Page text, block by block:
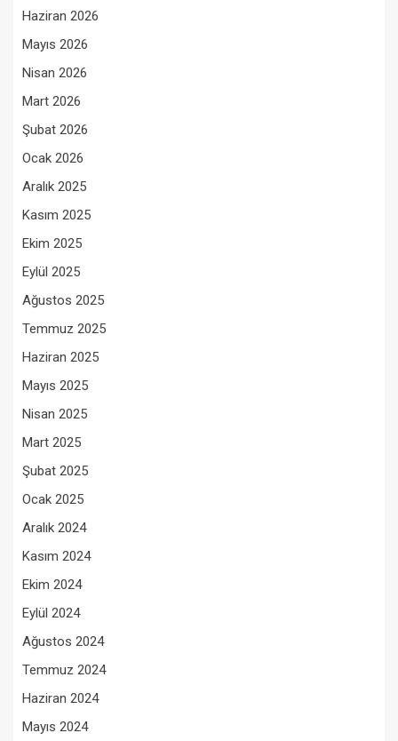
Haziran 2026
Mayıs 2026
Nisan 2026
Mart 2026
Şubat 2026
Ocak 2026
Aralık 2025
Kasım 2025
Ekim 2025
Eylül 2025
Ağustos 2025
Temmuz 2025
Haziran 2025
Mayıs 2025
Nisan 2025
Mart 2025
Şubat 2025
Ocak 2025
Aralık 2024
Kasım 2024
Ekim 2024
Eylül 2024
Ağustos 2024
Temmuz 2024
Haziran 2024
Mayıs 2024